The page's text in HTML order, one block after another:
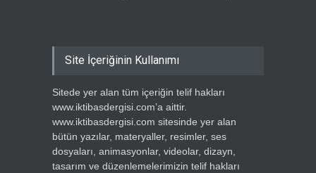
Site İçeriğinin Kullanımı
Sitede yer alan tüm içeriğin telif hakları
www.iktibasdergisi.com’a aittir.
www.iktibasdergisi.com sitesinde yer alan
bütün yazılar, materyaller, resimler, ses
dosyaları, animasyonlar, videolar, dizayn,
tasarım ve düzenlemelerimizin telif hakları